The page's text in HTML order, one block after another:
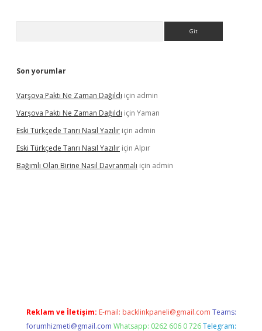
Son yorumlar
Varşova Paktı Ne Zaman Dağıldı için admin
Varşova Paktı Ne Zaman Dağıldı için Yaman
Eski Türkçede Tanrı Nasıl Yazılır için admin
Eski Türkçede Tanrı Nasıl Yazılır için Alpır
Bağımlı Olan Birine Nasıl Davranmalı için admin
Reklam ve İletişim: E-mail: backlinkpaneli@gmail.com Teams:
forumhizmeti@gmail.com Whatsapp: 0262 606 0 726 Telegram: